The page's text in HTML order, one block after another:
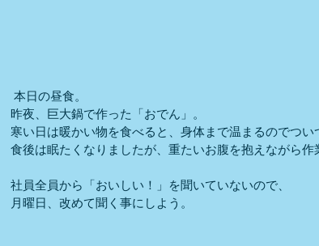
本日の昼食。
昨夜、巨大鍋で作った「おでん」。
寒い日は暖かい物を食べると、身体まで温まるのでつい
食後は眠たくなりましたが、重たいお腹を抱えながら作
社員全員から「おいしい！」を聞いていないので、
月曜日、改めて聞く事にしよう。